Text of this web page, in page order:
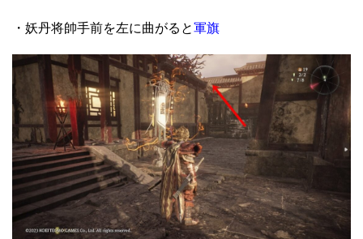
・妖丹将帥手前を左に曲がると軍旗